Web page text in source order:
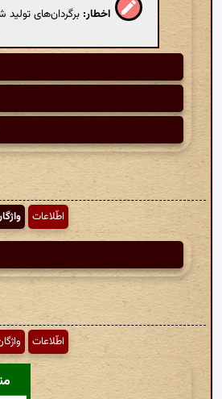
اخطار: برگردان‌های
اطّلاعات
اطّلاعات